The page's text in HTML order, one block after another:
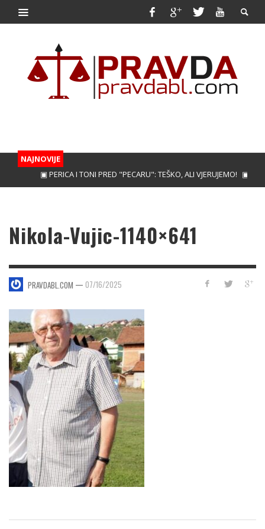
NAJNOVIJE
▣ PERICA I TONI PRED "PECARU": TEŠKO, ALI VJERUJEMO! ▣
Nikola-Vujic-1140×641
PRAVDABL.COM — 07/16/2025